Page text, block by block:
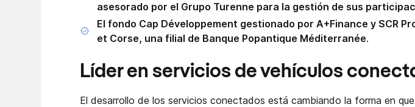
asesorado por el Grupo Turenne para la gestión de sus
El fondo Cap Développement gestionado por A+Finance y SCR
et Corse, una filial de Banque Popantique Méditerranée.
Líder en servicios de vehículos
El desarrollo de los servicios conectados está cambiando la forma en